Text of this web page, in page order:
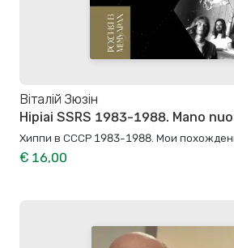
Віталій Зюзін
Hipiai SSRS 1983-1988. Mano
Хиппи в СССР 1983-1988. Мои
€ 16,00